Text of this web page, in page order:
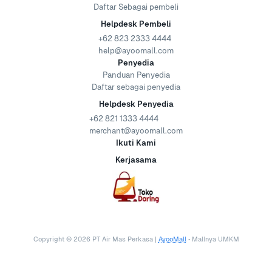
Daftar Sebagai pembeli
Helpdesk Pembeli
+62 823 2333 4444
help@ayoomall.com
Penyedia
Panduan Penyedia
Daftar sebagai penyedia
Helpdesk Penyedia
+62 821 1333 4444
merchant@ayoomall.com
Ikuti Kami
Kerjasama
Copyright © 2026 PT Air Mas Perkasa | AyooMall • Mallnya UMKM